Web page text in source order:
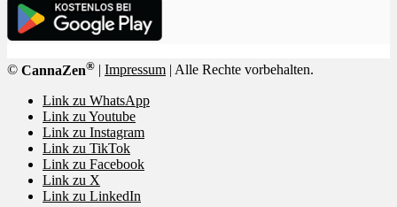
© CannaZen® Impressum | Alle Rechte vorbehalten.
Link zu WhatsApp
Link zu Youtube
Link zu Instagram
Link zu TikTok
Link zu Facebook
Link zu X
Link zu LinkedIn